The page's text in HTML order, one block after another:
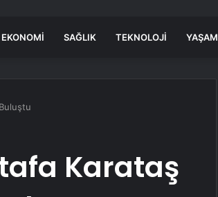
EKONOMI SAĞLIK TEKNOLOJI YAŞAM
Karataş